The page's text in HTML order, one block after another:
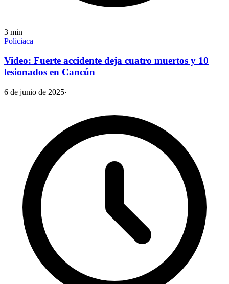
3 min
Policiaca
Video: Fuerte accidente deja cuatro muertos y 10
lesionados en Cancún
6 de junio de 2025·